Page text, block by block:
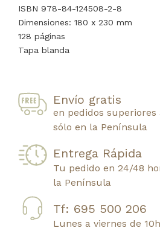
ISBN 978-84-124508-2-8
Dimensiones: 180 x 230 mm
128 páginas
Tapa blanda
Envío gratis
en pedidos superiores
sólo en la Península
Entrega Rápida
Tu pedido en 24/48
la Península
Tf: 695 500 206
Lunes a viernes de